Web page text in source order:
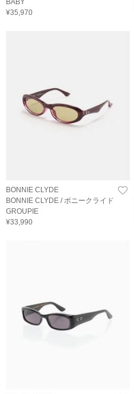
¥35,970
BONNIE CLYDE
BONNIE CLYDE / ボニークライド
GROUPIE
¥33,990